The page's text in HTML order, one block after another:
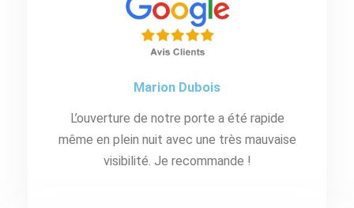
Marion Dubois
L’ouverture de notre porte a été rapide
même en plein nuit avec une très mauvaise
visibilité. Je recommande !